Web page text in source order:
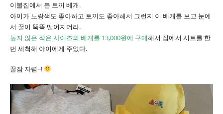
이불집에서 본 토끼 베개.
아이가 노랑색도 좋아하고 토끼도 좋아해서 그런지 이 베개를 보고 눈에
서 꿀이 뚝뚝 떨어지더라.
높지 않은 작은 사이즈의 베개를 13,000원에 구매해서 집에서 시트를 한
번 세척해 아이에게 주었다.
꿀잠 자렴~!